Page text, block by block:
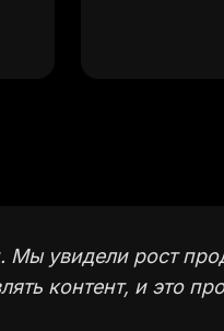
увидели рост
контент, и это